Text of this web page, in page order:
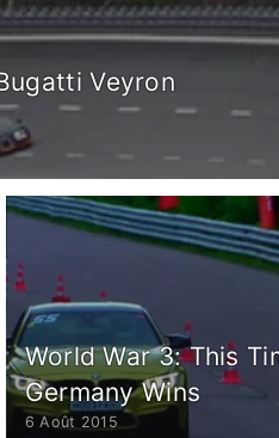
Veyron
World War 3: This
Germany Wins
6 Août 2015